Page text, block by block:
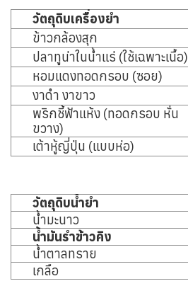
วัตถุดิบเครื่องยำ
ข้าวกล้องสุก
ปลาทูน่าในน้ำแร่ (ใช้เฉพาะเนื้อ)
หอมแดงทอดกรอบ (ซอย)
งาดำ งาขาว
พริกชี้ฟ้าแห้ง (ทอดกรอบ หั่น
ขวาง)
เต้าหู้ญี่ปุ่น (แบบห่อ)
วัตถุดิบน้ำยำ
น้ำมะนาว
น้ำมันรำข้าวคิง
น้ำตาลทราย
เกลือ